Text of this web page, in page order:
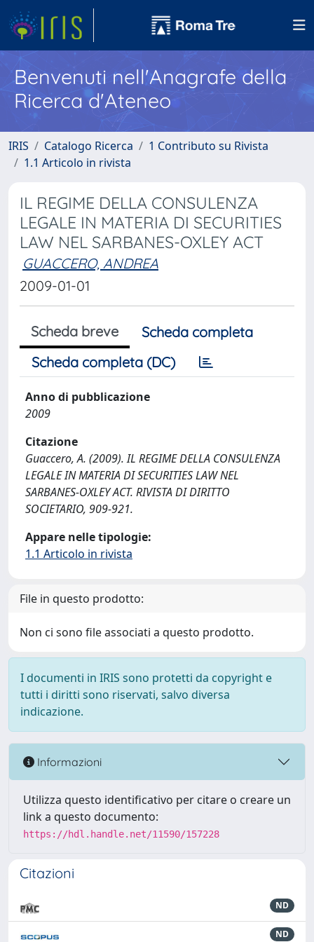
Benvenuti nell'Anagrafe della
Ricerca d'Ateneo
IRIS Catalogo Ricerca
1 Contributo su Rivista
1.1 Articolo in rivista
IL REGIME DELLA CONSULENZA
LEGALE IN MATERIA DI SECURITIES
LAW NEL SARBANES-OXLEY ACT
GUACCERO, ANDREA
2009-01-01
Scheda breve
Scheda completa
Scheda completa (DC)
Anno di pubblicazione
2009
Citazione
Guaccero, A. (2009). IL REGIME DELLA CONSULENZA
LEGALE IN MATERIA DI SECURITIES LAW NEL
SARBANES-OXLEY ACT. RIVISTA DI DIRITTO
SOCIETARIO, 909-921.
Appare nelle tipologie:
1.1 Articolo in rivista
File in questo prodotto:
Non ci sono file associati a questo prodotto.
I documenti in IRIS sono protetti da copyright e
tutti i diritti sono riservati, salvo diversa
indicazione.
Informazioni
Utilizza questo identificativo per citare o creare un
link a questo documento:
https://hdl.handle.net/11590/157228
Citazioni
ND
ND